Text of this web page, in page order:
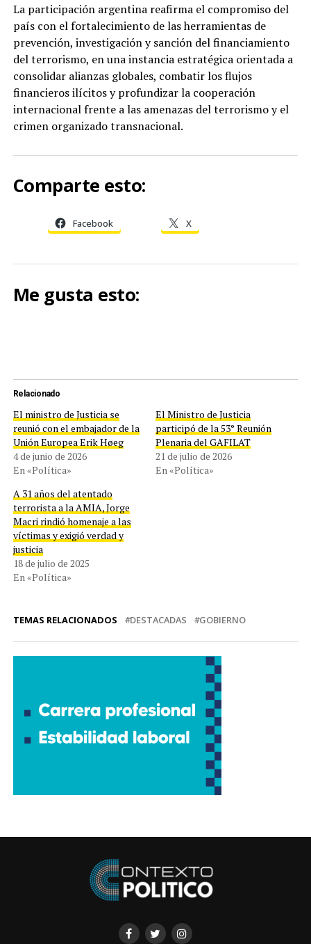
La participación argentina reafirma el compromiso del
país con el fortalecimiento de las herramientas de
prevención, investigación y sanción del financiamiento
del terrorismo, en una instancia estratégica orientada a
consolidar alianzas globales, combatir los flujos
financieros ilícitos y profundizar la cooperación
internacional frente a las amenazas del terrorismo y el
crimen organizado transnacional.
Comparte esto:
Facebook X
Me gusta esto:
Relacionado
El ministro de Justicia se
reunió con el embajador de la
Unión Europea Erik Høeg
4 de junio de 2026
En «Política»
El Ministro de Justicia
participó de la 53° Reunión
Plenaria del GAFILAT
21 de julio de 2026
En «Política»
A 31 años del atentado
terrorista a la AMIA, Jorge
Macri rindió homenaje a las
víctimas y exigió verdad y
justicia
18 de julio de 2025
En «Política»
TEMAS RELACIONADOS DESTACADAS GOBIERNO